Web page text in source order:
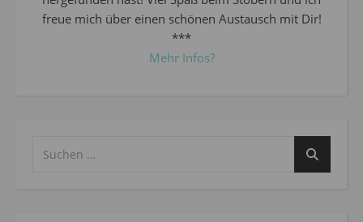
freue mich über einen schönen Austausch mit Dir!
***
Mehr Infos?